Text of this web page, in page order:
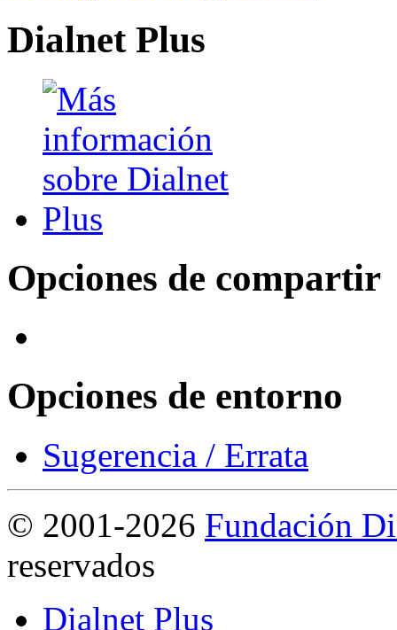
Dialnet Plus
Opciones de compartir
Opciones de entorno
Sugerencia / Errata
© 2001-2026 Fundación
reservados
Dialnet Plus